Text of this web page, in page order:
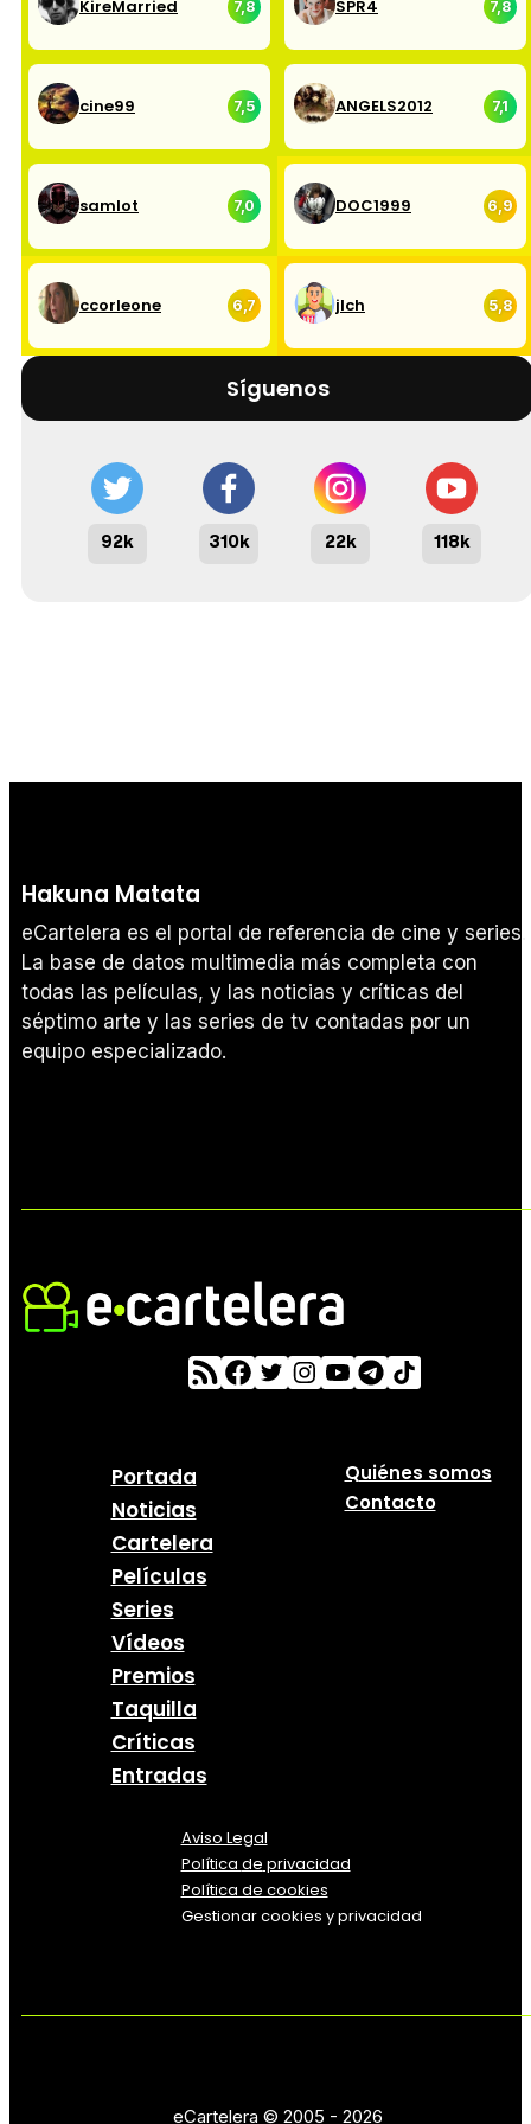
KireMarried 7,8 SPR4 7,8
cine99 7,5 ANGELS2012 7,1
samlot 7,0 DOC1999 6,9
ccorleone 6,7 jlch 5,8
Síguenos
92k 310k 22k 118k
Hakuna Matata
eCartelera es el portal de referencia de cine y series.
La base de datos multimedia más completa con
todas las películas, y las noticias y críticas del
séptimo arte y las series de tv contadas por un
equipo especializado.
Portada
Noticias
Cartelera
Películas
Series
Vídeos
Premios
Taquilla
Críticas
Entradas
Quiénes somos
Contacto
Aviso Legal
Política de privacidad
Política de cookies
Gestionar cookies y privacidad
eCartelera © 2005 - 2026